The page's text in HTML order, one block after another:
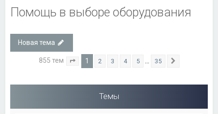
Помощь в выборе оборудования
Новая тема
855 тем Страница из 35
1 2 3 4 5 35
Темы